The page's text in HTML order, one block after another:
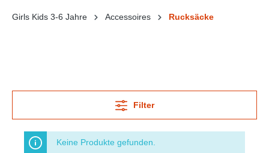
Girls Kids 3-6 Jahre Accessoires Rucksäcke
Filter
Keine Produkte gefunden.